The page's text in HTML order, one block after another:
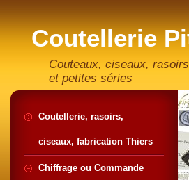
Coutellerie
artisan
Couteaux, ciseaux,
et petites séries
Coutellerie, rasoirs,
ciseaux, fabrication Thiers
Chiffrage ou Commande